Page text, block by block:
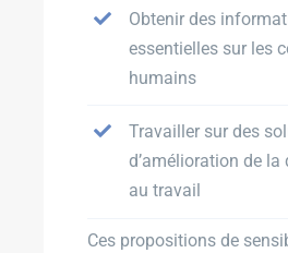
Obtenir des
essentielles sur les
humains
Travailler sur des
d’amélioration de la
au travail
Ces propositions de